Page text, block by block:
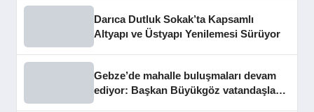
Darıca Dutluk Sokak’ta Kapsamlı
Altyapı ve Üstyapı Yenilemesi Sürüyor
Gebze’de mahalle buluşmaları devam
ediyor: Başkan Büyükgöz vatandaşları